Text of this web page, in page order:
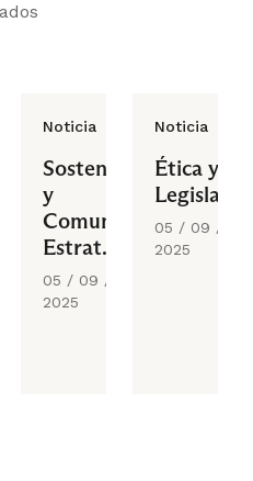
Noticia
Sostenibilidad
y
Comunicación
Estratégica
Externa
05 / 09 /
2025
Noticia
Ética y
05 / 09 /
2025